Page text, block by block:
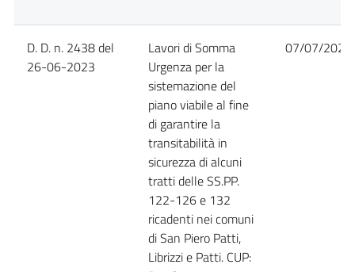
D. D. n. 2438 del
26-06-2023
Lavori di Somma
Urgenza per la
sistemazione del
piano viabile al fine
di garantire la
transitabilità in
sicurezza di alcuni
tratti delle SS.PP.
122-126 e 132
ricadenti nei comuni
di San Piero Patti,
Librizzi e Patti. CUP:
07/07/2023